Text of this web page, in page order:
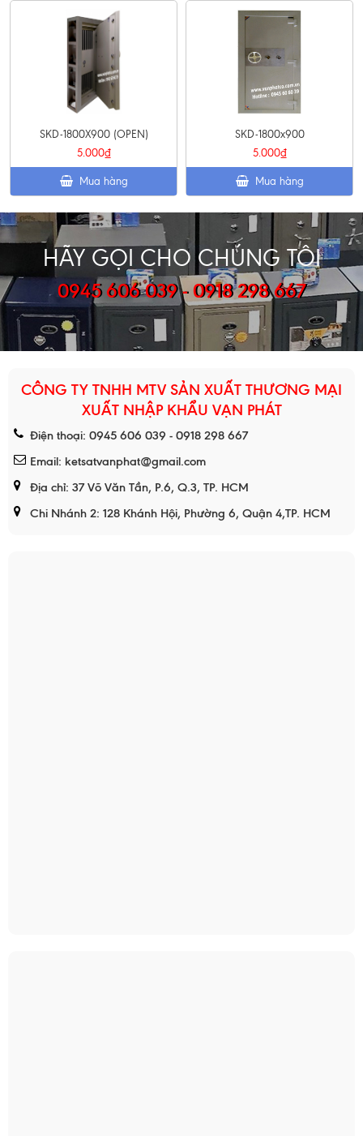
SKD-1800X900 (OPEN)
5.000₫
Mua hàng
SKD-1800x900
5.000₫
Mua hàng
HÃY GỌI CHO CHÚNG TÔI
0945 606 039 - 0918 298 667
CÔNG TY TNHH MTV SẢN XUẤT THƯƠNG MẠI
XUẤT NHẬP KHẨU VẠN PHÁT
Điện thoại: 0945 606 039 - 0918 298 667
Email: ketsatvanphat@gmail.com
Địa chỉ: 37 Võ Văn Tần, P.6, Q.3, TP. HCM
Chi Nhánh 2: 128 Khánh Hội, Phường 6, Quận 4,TP. HCM